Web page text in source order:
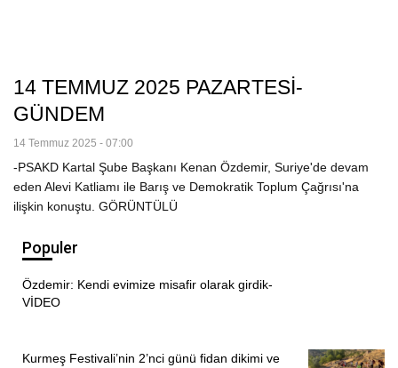
14 TEMMUZ 2025 PAZARTESİ-
GÜNDEM
14 Temmuz 2025 - 07:00
-PSAKD Kartal Şube Başkanı Kenan Özdemir, Suriye'de devam
eden Alevi Katliamı ile Barış ve Demokratik Toplum Çağrısı'na
ilişkin konuştu. GÖRÜNTÜLÜ
Populer
Özdemir: Kendi evimize misafir olarak girdik-
VİDEO
Kurmeş Festivali’nin 2’nci günü fidan dikimi ve